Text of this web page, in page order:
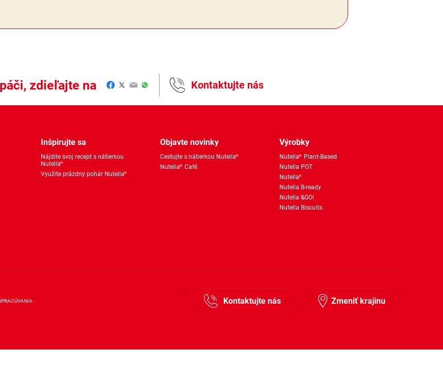
zdieľajte na Facebook
Twitter
EmailWhatsApp Kontaktujte nás
Inšpirujte sa
Nájdite svoj recept s nátierkou
Nutella®
Využite prázdny pohár Nutella®
Objavte novinky
Cestujte s nátierkou Nutella®
Nutella® Café
Výrobky
Nutella® Plant-Based
Nutella POT
Nutella®
Nutella B-ready
Nutella &GO!
Nutella Biscuits
Kontaktujte nás Zmeniť krajinu